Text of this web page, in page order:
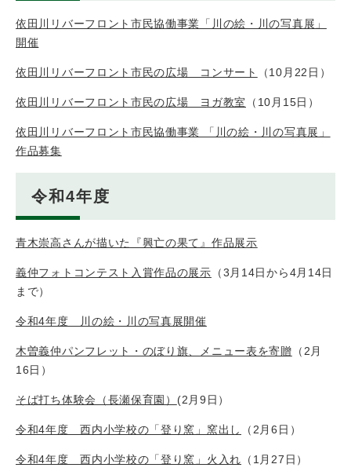
依田川リバーフロント市民協働事業「川の絵・川の写真展」
開催
依田川リバーフロント市民の広場 コンサート （10月22日）
依田川リバーフロント市民の広場 ヨガ教室 （10月15日）
依田川リバーフロント市民協働事業 「川の絵・川の写真展」
作品募集
令和4年度
青木崇高さんが描いた『興亡の果て』作品展示
義仲フォトコンテスト入賞作品の展示 （3月14日から4月14日
まで）
令和4年度 川の絵・川の写真展開催
木曽義仲パンフレット・のぼり旗、メニュー表を寄贈 （2月
16日）
そば打ち体験会（長瀬保育園） (2月9日）
令和4年度 西内小学校の「登り窯」窯出し （2月6日）
令和4年度 西内小学校の「登り窯」火入れ （1月27日）